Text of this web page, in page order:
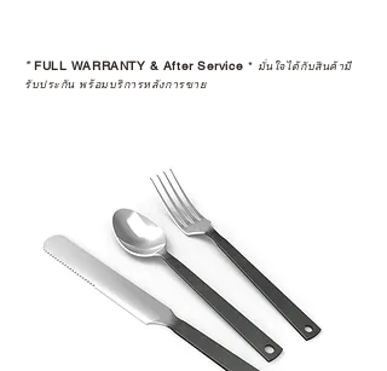
*FULL WARRANTY & After Service * มั่นใจได้กับสินค้ามี
รับประกัน พร้อมบริการหลังการขาย